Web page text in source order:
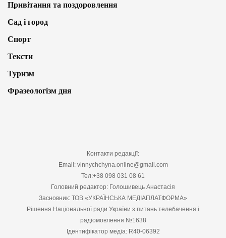
Привітання та поздоровлення
Сад і город
Спорт
Тексти
Туризм
Фразеологізм дня
Контакти редакції:
Email: vinnychchyna.online@gmail.com
Тел:+38 098 031 08 61
Головний редактор: Голошивець Анастасія
Засновник: ТОВ «УКРАЇНСЬКА МЕДІАПЛАТФОРМА»
Рішення Національної ради України з питань телебачення і
радіомовлення №1638
Ідентифікатор медіа: R40-06392